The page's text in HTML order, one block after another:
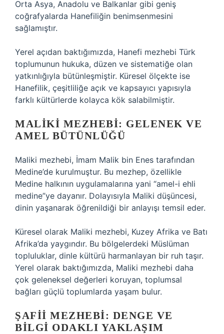
Orta Asya, Anadolu ve Balkanlar gibi geniş
coğrafyalarda Hanefiliğin benimsenmesini
sağlamıştır.
Yerel açıdan baktığımızda, Hanefi mezhebi Türk
toplumunun hukuka, düzen ve sistematiğe olan
yatkınlığıyla bütünleşmiştir. Küresel ölçekte ise
Hanefilik, çeşitliliğe açık ve kapsayıcı yapısıyla
farklı kültürlerde kolayca kök salabilmiştir.
MALIKI MEZHEBI: GELENEK VE
AMEL BÜTÜNLÜĞÜ
Maliki mezhebi, İmam Malik bin Enes tarafından
Medine’de kurulmuştur. Bu mezhep, özellikle
Medine halkının uygulamalarına yani “amel-i ehli
medine”ye dayanır. Dolayısıyla Maliki düşüncesi,
dinin yaşanarak öğrenildiği bir anlayışı temsil eder.
Küresel olarak Maliki mezhebi, Kuzey Afrika ve Batı
Afrika’da yaygındır. Bu bölgelerdeki Müslüman
topluluklar, dinle kültürü harmanlayan bir ruh taşır.
Yerel olarak baktığımızda, Maliki mezhebi daha
çok geleneksel değerleri koruyan, toplumsal
bağları güçlü toplumlarda yaşam bulur.
ŞAFII MEZHEBI: DENGE VE
BILGI ODAKLI YAKLAŞIM